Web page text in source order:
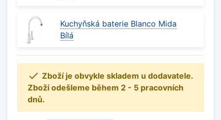
Kuchyňská baterie Blanco Mida
Bílá
 Zboží je obvykle skladem u dodavatele.
Zboží odešleme během 2 - 5 pracovních
dnů.